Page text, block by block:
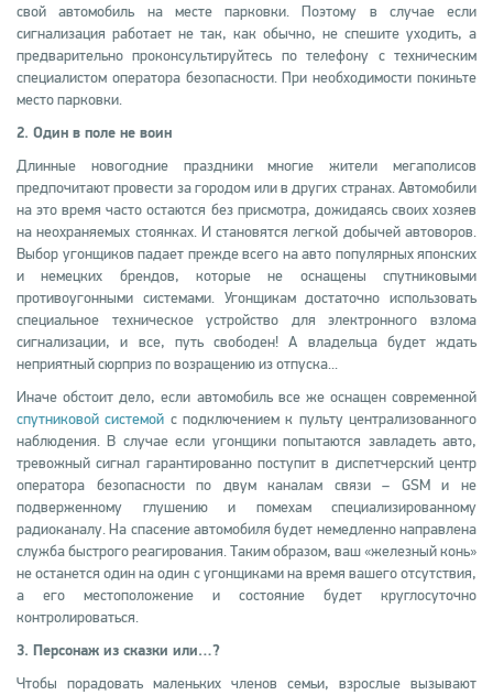
свой автомобиль на месте парковки. Поэтому в случае если
сигнализация работает не так, как обычно, не спешите уходить, а
предварительно проконсультируйтесь по телефону с техническим
специалистом оператора безопасности. При необходимости покиньте
место парковки.
2. Один в поле не воин
Длинные новогодние праздники многие жители мегаполисов
предпочитают провести за городом или в других странах. Автомобили
на это время часто остаются без присмотра, дожидаясь своих хозяев
на неохраняемых стоянках. И становятся легкой добычей автоворов.
Выбор угонщиков падает прежде всего на авто популярных японских
и немецких брендов, которые не оснащены спутниковыми
противоугонными системами. Угонщикам достаточно использовать
специальное техническое устройство для электронного взлома
сигнализации, и все, путь свободен! А владельца будет ждать
неприятный сюрприз по возращению из отпуска...
Иначе обстоит дело, если автомобиль все же оснащен современной
спутниковой системой с подключением к пульту централизованного
наблюдения. В случае если угонщики попытаются завладеть авто,
тревожный сигнал гарантированно поступит в диспетчерский центр
оператора безопасности по двум каналам связи – GSM и не
подверженному глушению и помехам специализированному
радиоканалу. На спасение автомобиля будет немедленно направлена
служба быстрого реагирования. Таким образом, ваш «железный конь»
не останется один на один с угонщиками на время вашего отсутствия,
а его местоположение и состояние будет круглосуточно
контролироваться.
3. Персонаж из сказки или…?
Чтобы порадовать маленьких членов семьи, взрослые вызывают